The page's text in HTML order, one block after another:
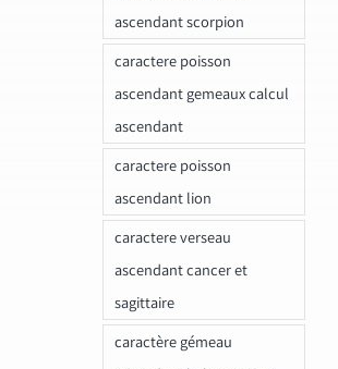
ascendant scorpion
caractere poisson
ascendant gemeaux calcul
ascendant
caractere poisson
ascendant lion
caractere verseau
ascendant cancer et
sagittaire
caractère gémeau